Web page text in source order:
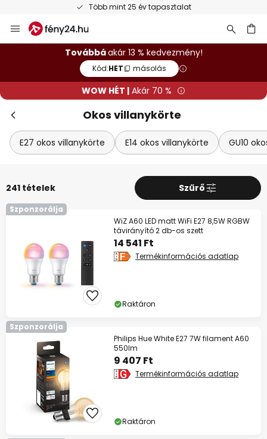
Ingyenes visszaküldés 50 napon belül
Ugrás
a
tartalomhozTovábbáakár 13 % kedvezmény!
Kód:HET másolás
WOW HÉT | Akár 70 %
Okos villanykörte
E27 okos villanykörte E14 okos villanykörte GU10
241 tételek Szűrő
Szponzorálja
WiZ A60 LED matt WiFi E27 8,5W RGBW
távirányító 2 db-os szett
14 541 Ft
Termékinformációs adatlap
Raktáron
Szponzorálja
Philips Hue White E27 7W filament A60
550lm
9 407 Ft
Termékinformációs adatlap
Raktáron
WOW HÉT
10%
39 990 Ft felett
szinte mindenre*
Spórolj most
*Mentes gyartok